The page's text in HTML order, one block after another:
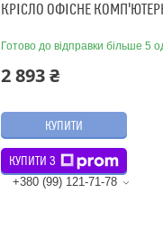
КРІСЛО ОФІСНЕ
Готово до відправки більше 5
2 893 ₴
КУПИТИ
КУПИТИ З
+380 (99) 121-71-78